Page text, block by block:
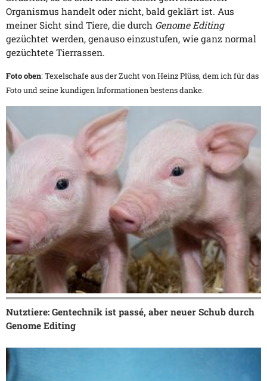
Organismus handelt oder nicht, bald geklärt ist. Aus
meiner Sicht sind Tiere, die durch Genome Editing
gezüchtet werden, genauso einzustufen, wie ganz normal
gezüchtete Tierrassen.
Foto oben: Texelschafe aus der Zucht von Heinz Plüss, dem ich für das
Foto und seine kundigen Informationen bestens danke.
Nutztiere: Gentechnik ist passé, aber neuer Schub durch
Genome Editing